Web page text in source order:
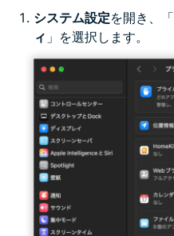
システム設定を開き、「
ィ 」を選択します。